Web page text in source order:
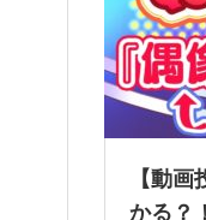
【動
かる？